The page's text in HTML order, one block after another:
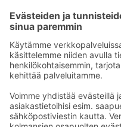
Asiakasomistajuus
Yhteishyvä Ruoka -sovellus
Prisma.fi
Sokos.fi
S-Pankki
Sokos Hotels
Raflaamo